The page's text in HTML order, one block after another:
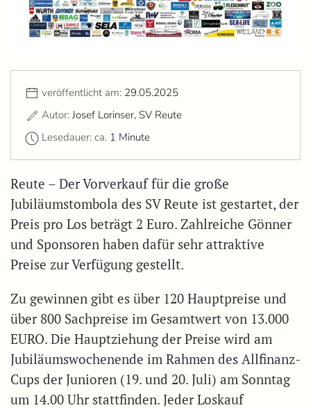
veröffentlicht am: 29.05.2025
Autor: Josef Lorinser, SV Reute
Lesedauer: ca. 1 Minute
Reute – Der Vorverkauf für die große
Jubiläumstombola des SV Reute ist gestartet, der
Preis pro Los beträgt 2 Euro. Zahlreiche Gönner
und Sponsoren haben dafür sehr attraktive
Preise zur Verfügung gestellt.
Zu gewinnen gibt es über 120 Hauptpreise und
über 800 Sachpreise im Gesamtwert von 13.000
EURO. Die Hauptziehung der Preise wird am
Jubiläumswochenende im Rahmen des Allfinanz-
Cups der Junioren (19. und 20. Juli) am Sonntag
um 14.00 Uhr stattfinden. Jeder Loskauf